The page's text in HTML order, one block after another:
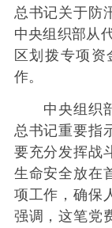
总书记关于防
中央组织部从
区划拨专项
作。
中央组织部
总书记重要指
要充分发挥战
生命安全放在
项工作，确保
强调，这笔党